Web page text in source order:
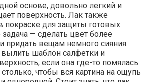
основе, довольно легкий и
поверхность. Лак также
покраске для защиты готовых
задача — сделать цвет более
вещам немного сияния.
шаблон салфетки и
если она где-то помялась.
чтобы вся картина на ощупь